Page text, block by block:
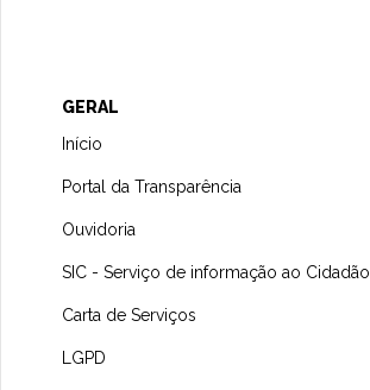
GERAL
Início
Portal da Transparência
Ouvidoria
SIC - Serviço de informação ao Cidadão
Carta de Serviços
LGPD